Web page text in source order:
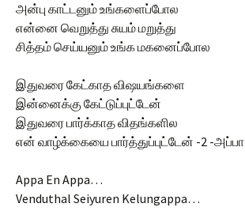
அன்பு காட்டனும் உங்களைப்போல
என்னை வெறுத்து சுயம் மறுத்து
சித்தம் செய்யனும் உங்க மகனைப்போல
இதுவரை கேட்காத விஷயங்களை
இன்னைக்கு கேட்டுப்புட்டேன்
இதுவரை பார்க்காத விதங்களில
என் வாழ்க்கையை பார்த்துப்புட்டேன் -2 -அப்பா
Appa En Appa…
Venduthal Seiyuren Kelungappa…